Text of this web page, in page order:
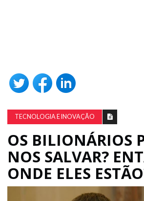
TECNOLOGIA E INOVAÇÃO
OS BILIONÁRIOS
NOS SALVAR?
ONDE ELES